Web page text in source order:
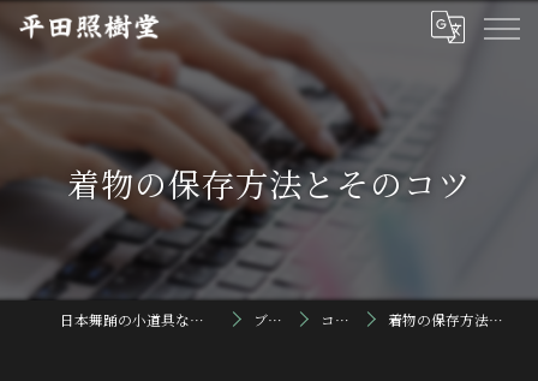
着物の保存方法とそのコツ
日本舞踊の小道具なら平田照樹堂 ブログ コラム 着物の保存方法とそのコツ